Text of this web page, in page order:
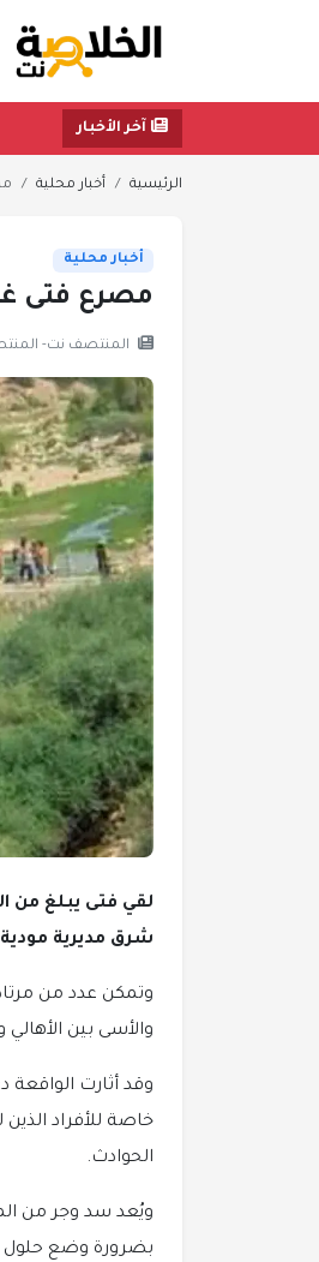
آخر الأخبار
الرئيسية أخبار محلية
أخبار محلية
مصرع فتى
المنتصف نت-
شرق مديرية
وتمكن عدد من
والأسى بين
وقد أثارت
خاصة للأفراد
الحوادث.
ويُعد سد وجر من
بضرورة وضع حلول